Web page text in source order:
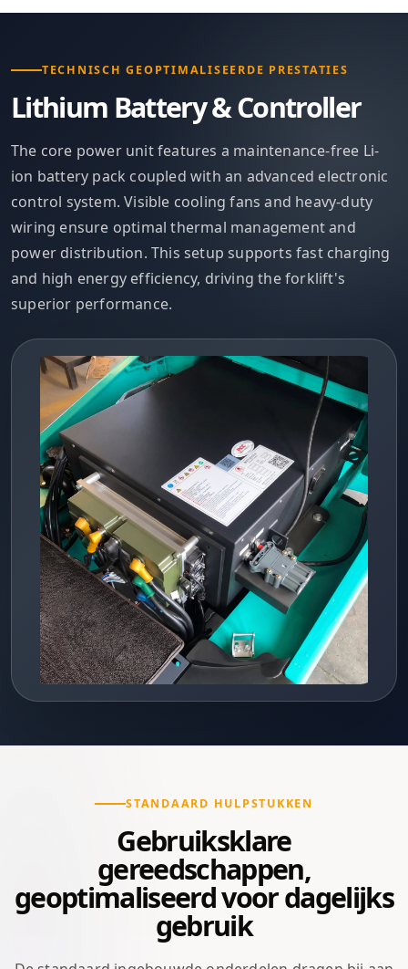
TECHNISCH GEOPTIMALISEERDE PRESTATIES
Lithium Battery & Controller
The core power unit features a maintenance-free Li-
ion battery pack coupled with an advanced electronic
control system. Visible cooling fans and heavy-duty
wiring ensure optimal thermal management and
power distribution. This setup supports fast charging
and high energy efficiency, driving the forklift's
superior performance.
STANDAARD HULPSTUKKEN
Gebruiksklare
gereedschappen,
geoptimaliseerd voor dagelijks
gebruik